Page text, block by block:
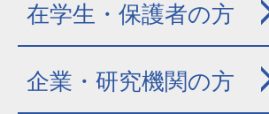
在学生・保護者の方
企業・研究機関の方